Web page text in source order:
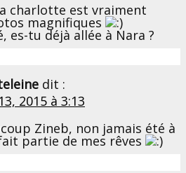
charlotte est vraiment
magnifiques
es-tu déjà allée à Nara ?
dit :
2015 à 3:13
Zineb, non jamais été à
partie de mes rêves